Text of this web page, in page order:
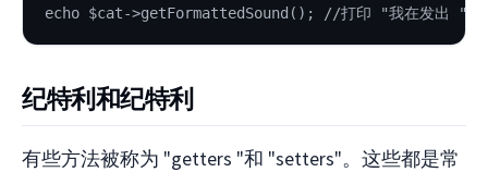
echo $cat->getFormattedSound(); //打印 "我在发出
纪特利和纪特利
有些方法被称为 "getters "和 "setters"。这些都是常